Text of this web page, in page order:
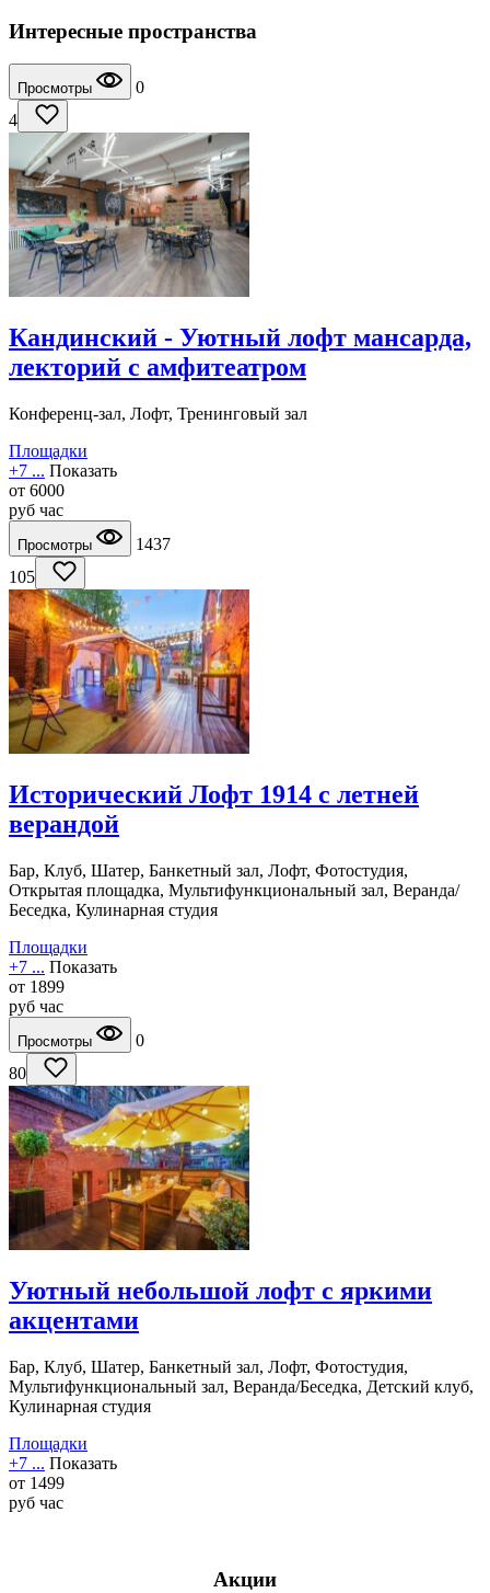
Интересные пространства
Просмотры
0
4
Кандинский - Уютный лофт мансарда,
лекторий с амфитеатром
Конференц-зал, Лофт, Тренинговый зал
Площадки
+7 ... Показать
от 6000
руб час
Просмотры
1437
105
Исторический Лофт 1914 с летней
верандой
Бар, Клуб, Шатер, Банкетный зал, Лофт, Фотостудия,
Открытая площадка, Мультифункциональный зал, Веранда/
Беседка, Кулинарная студия
Площадки
+7 ... Показать
от 1899
руб час
Просмотры
0
80
Уютный небольшой лофт с яркими
акцентами
Бар, Клуб, Шатер, Банкетный зал, Лофт, Фотостудия,
Мультифункциональный зал, Веранда/Беседка, Детский клуб,
Кулинарная студия
Площадки
+7 ... Показать
от 1499
руб час
Акции